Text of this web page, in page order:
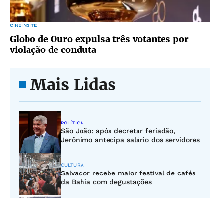
CINEINSITE
Globo de Ouro expulsa três votantes por
violação de conduta
Mais Lidas
POLÍTICA
São João: após decretar feriadão,
Jerônimo antecipa salário dos servidores
CULTURA
Salvador recebe maior festival de cafés
da Bahia com degustações